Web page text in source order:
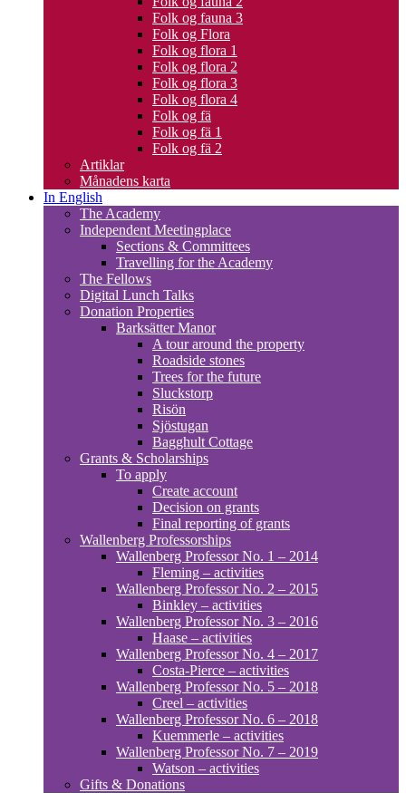
Folk og fauna 3
Folk og Flora
Folk og flora 1
Folk og flora 2
Folk og flora 3
Folk og flora 4
Folk og fä
Folk og fä 1
Folk og fä 2
Artiklar
Månadens karta
In English
The Academy
Independent Meetingplace
Sections & Committees
Travelling for the Academy
The Fellows
Digital Lunch Talks
Donation Properties
Barksätter Manor
A tour around the property
Roadside stones
Trees for the future
Sluckstorp
Risön
Sjöstugan
Bagghult Cottage
Grants & Scholarships
To apply
Create account
Decision on grants
Final reporting of grants
Wallenberg Professorships
Wallenberg Professor No. 1 – 2014
Fleming – activities
Wallenberg Professor No. 2 – 2015
Binkley – activities
Wallenberg Professor No. 3 – 2016
Haase – activities
Wallenberg Professor No. 4 – 2017
Costa-Pierce – activities
Wallenberg Professor No. 5 – 2018
Creel – activities
Wallenberg Professor No. 6 – 2018
Kuemmerle – activities
Wallenberg Professor No. 7 – 2019
Watson – activities
Gifts & Donations